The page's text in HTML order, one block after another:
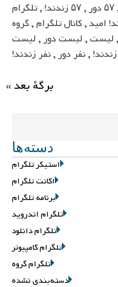
دور ,۵۷ زندند! ,تلگرام
امید,کانال تلگرام,گروه
لیست,لیست دور,لیست
زندند!,نفر دور,نفر زندند!
برگهٔ بعد »
دسته‌ها
استیکر تلگرام
اکانت تلگرام
برنامه تلگرام
تلگرام اندروید
تلگرام دانلود
تلگرام کامپیوتر
تلگرام گروه
دسته‌بندی نشده